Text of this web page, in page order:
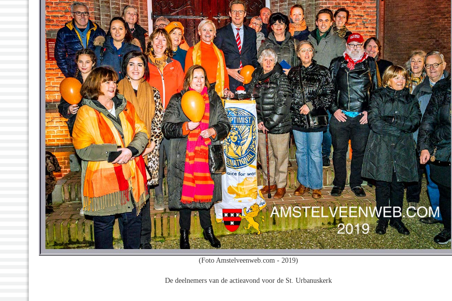
(Foto Amstelveenweb.com - 2019)
De deelnemers van de actieavond voor de St. Urbanuskerk